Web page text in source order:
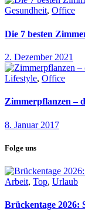
Gesundheit, Office
Die 7 besten
2. Dezember 2021
Lifestyle, Office
Zimmerpflanzen –
8. Januar 2017
Folge uns
Arbeit, Top, Urlaub
Brückentage 2026: